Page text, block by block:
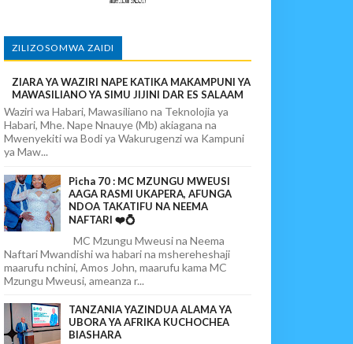
YA VIPIMO
KWA VIJANA BBT
ZILIZOSOMWA ZAIDI
ZIARA YA WAZIRI NAPE KATIKA MAKAMPUNI YA
MAWASILIANO YA SIMU JIJINI DAR ES SALAAM
Waziri wa Habari, Mawasiliano na Teknolojia ya
Habari, Mhe. Nape Nnauye (Mb) akiagana na
Mwenyekiti wa Bodi ya Wakurugenzi wa Kampuni
ya Maw...
Picha 70 : MC MZUNGU MWEUSI
AAGA RASMI UKAPERA, AFUNGA
NDOA TAKATIFU NA NEEMA
NAFTARI ❤️💍
MC Mzungu Mweusi na Neema
Naftari Mwandishi wa habari na mshereheshaji
maarufu nchini, Amos John, maarufu kama MC
Mzungu Mweusi, ameanza r...
TANZANIA YAZINDUA ALAMA YA
UBORA YA AFRIKA KUCHOCHEA
BIASHARA